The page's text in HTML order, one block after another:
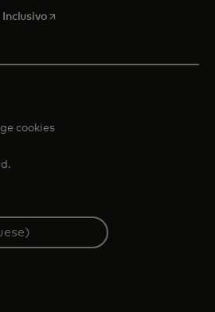
opens in a new tab
cookies